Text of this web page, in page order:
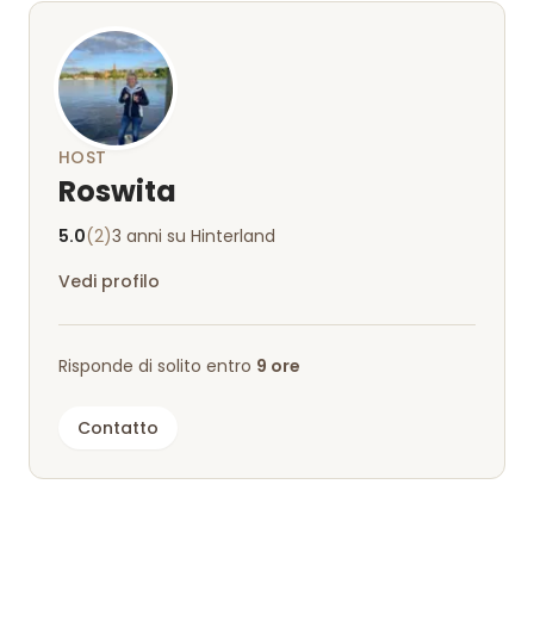
"Emma"!
HOST
Roswita
5.0(2)3 anni su Hinterland
Vedi profilo
Risponde di solito entro 9 ore
Contatto